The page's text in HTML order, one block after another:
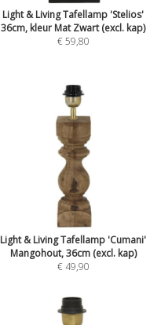
Light & Living Tafellamp 'Stelios'
36cm, kleur Mat Zwart (excl. kap)
€ 59,80
Light & Living Tafellamp 'Cumani'
Mangohout, 36cm (excl. kap)
€ 49,90